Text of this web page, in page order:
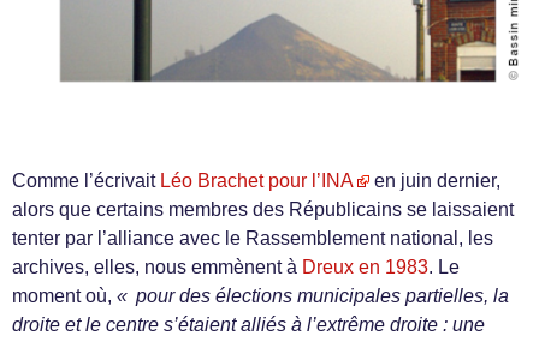
Comme l’écrivait Léo Brachet pour l’INA
en juin dernier,
alors que certains membres des Républicains se laissaient
tenter par l’alliance avec le Rassemblement national, les
archives, elles, nous emmènent à Dreux en 1983. Le
moment où, « pour des élections municipales partielles, la
droite et le centre s’étaient alliés à l’extrême droite : une